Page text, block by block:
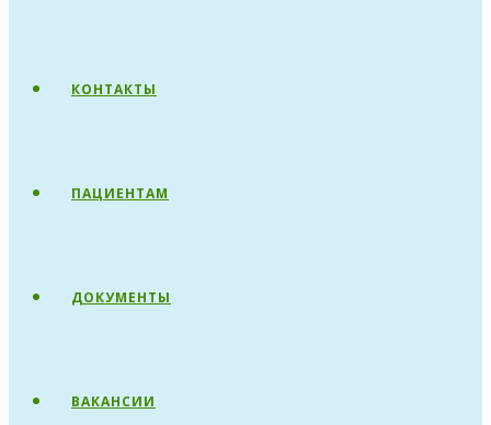
КОНТАКТЫ
ПАЦИЕНТАМ
ДОКУМЕНТЫ
ВАКАНСИИ